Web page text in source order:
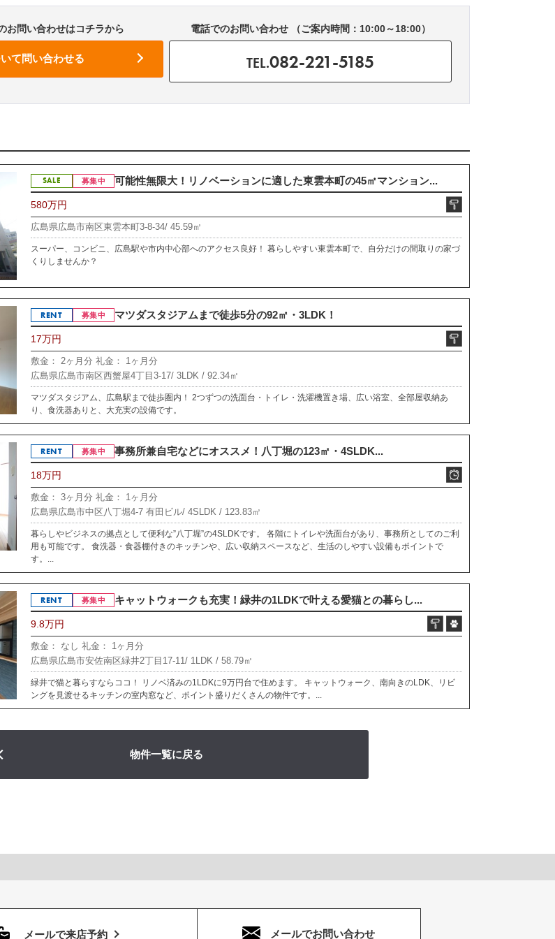
お問い合わせはコチラから 電話でのお問い合わせ （ご案内時間：10:00～18:00）
TEL.082-221-5185
SALE 募集中 可能性無限大！リノベーションに適した東雲本町の45㎡マンション...
580万円
広島県広島市南区東雲本町3-8-34/ 45.59㎡
スーパー、コンビニ、広島駅や市内中心部へのアクセス良好！ 暮らしやすい東雲本町で、自分だけの間取りの家づ
くりしませんか？
RENT 募集中 マツダスタジアムまで徒歩5分の92㎡・3LDK！
17万円
敷金： 2ヶ月分 礼金： 1ヶ月分
広島県広島市南区西蟹屋4丁目3-17/ 3LDK / 92.34㎡
マツダスタジアム、広島駅まで徒歩圏内！ 2つずつの洗面台・トイレ・洗濯機置き場、広い浴室、全部屋収納あ
り、食洗器ありと、大充実の設備です。
RENT 募集中 事務所兼自宅などにオススメ！八丁堀の123㎡・4SLDK...
18万円
敷金： 3ヶ月分 礼金： 1ヶ月分
広島県広島市中区八丁堀4-7 有田ビル/ 4SLDK / 123.83㎡
暮らしやビジネスの拠点として便利な”八丁堀”の4SLDKです。 各階にトイレや洗面台があり、事務所としてのご利
用も可能です。 食洗器・食器棚付きのキッチンや、広い収納スペースなど、生活のしやすい設備もポイントで
す。...
RENT 募集中 キャットウォークも充実！緑井の1LDKで叶える愛猫との暮らし...
9.8万円
敷金： なし 礼金： 1ヶ月分
広島県広島市安佐南区緑井2丁目17-11/ 1LDK / 58.79㎡
緑井で猫と暮らすならココ！ リノベ済みの1LDKに9万円台で住めます。 キャットウォーク、南向きのLDK、リビ
ングを見渡せるキッチンの室内窓など、ポイント盛りだくさんの物件です。...
物件一覧に戻る
メールで来店予約 メールでお問い合わせ